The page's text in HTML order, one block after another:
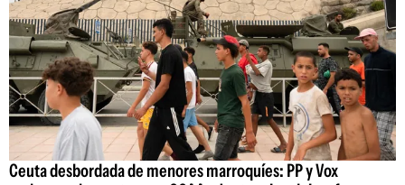
Ceuta desbordada de menores marroquíes: PP y Vox